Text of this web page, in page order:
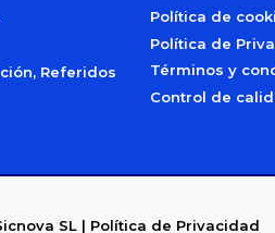
Referidos
Política de
Política de
Términos y
Control de
SL | Política de Privacidad